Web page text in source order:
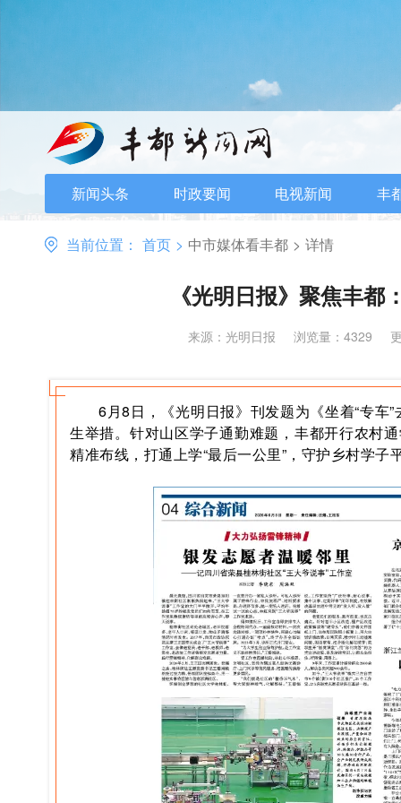
新闻头条 时政要闻 电视新闻 丰
当前位置： 首页 > 中市媒体看丰都 > 详情
《光明日报》聚焦丰都
来源：光明日报 浏览量：4329
6月8日，《光明日报》刊发题为《坐着“专车
生举措。针对山区学子通勤难题，丰都开行农村
精准布线，打通上学“最后一公里”，守护乡村学子